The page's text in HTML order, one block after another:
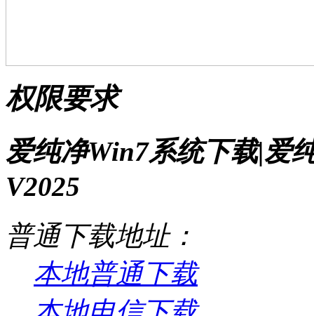
权限要求
爱纯净Win7系统下载|爱
V2025
普通下载地址：
本地普通下载